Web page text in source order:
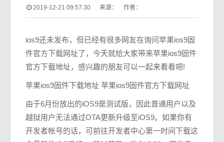
2019-12-21 09:57:30 来源： 作者：
ios9还未发布，但已经有很多网友在询问苹果ios9固
件官方下载网址了，今天就给大家带来苹果ios9固件
官方下载地址，感兴趣的朋友可以一起来看看吧!
苹果ios9固件下载地址 苹果ios9固件官方下载网址
由于6月份放出的iOS9是测试版，因此普通用户以及
越狱用户无法通过OTA更新升级至iOS9。如果你有
开发者帐号的话，可前往开发者中心第一时间下载这